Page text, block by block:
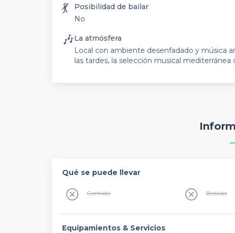
💃
Posibilidad de bailar
No
🎶La atmósfera
Local con ambiente desenfadado y música
las tardes, la selección musical
Qué se puede llevar
Comida Bebida
Equipamientos & Servicios